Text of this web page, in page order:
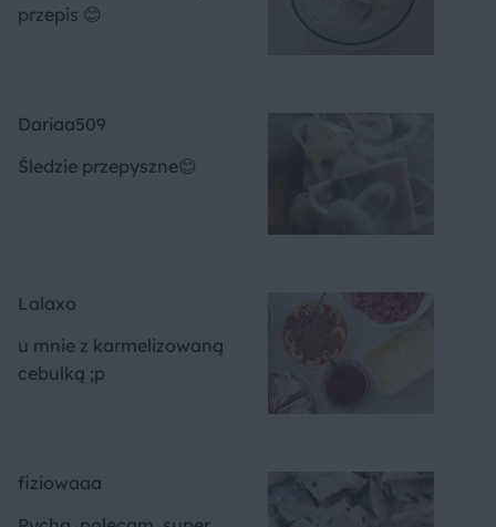
przepis 😊
Dariaa509
Śledzie przepyszne😊
Lalaxo
u mnie z karmelizowaną
cebulką ;p
fiziowaaa